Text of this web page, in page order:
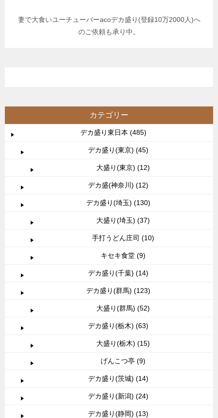
妻で大食いユーチューバーacoデカ盛り(登録10万2000人)へ
のご依頼も承り中。
カテゴリー
デカ盛り東日本 (485)
デカ盛り(東京) (45)
大盛り(東京) (12)
デカ盛(神奈川) (12)
デカ盛り(埼玉) (130)
大盛り(埼玉) (37)
手打うどん庄司 (10)
キセキ食堂 (9)
デカ盛り(千葉) (14)
デカ盛り(群馬) (123)
大盛り(群馬) (52)
デカ盛り(栃木) (63)
大盛り(栃木) (15)
げんこつ亭 (9)
デカ盛り(茨城) (14)
デカ盛り(新潟) (24)
デカ盛り(静岡) (13)